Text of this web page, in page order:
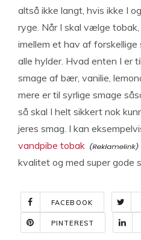
altså ikke langt, hvis ikke I
ryge. Når I skal vælge
imellem et hav af
alle hylder. Hvad enten I er
smage af bær, vanilie,
mere er til syrlige smage
så skal I helt sikkert nok
jeres smag. I kan
vandpibe tobak
kvalitet og med super gode
FACEBOOK
PINTEREST